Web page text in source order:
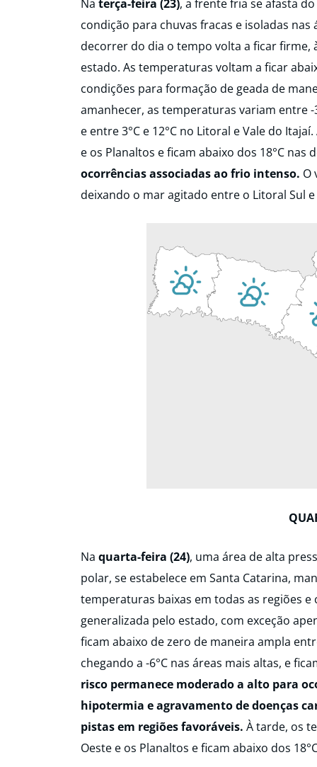
Na terça-feira (23), a frente fria se afasta
condição para chuvas fracas e isoladas
decorrer do dia o tempo volta a ficar firme,
estado. As temperaturas voltam a ficar
condições para formação de geada de
amanhecer, as temperaturas variam entre -
e entre 3°C e 12°C no Litoral e Vale do
e os Planaltos e ficam abaixo dos 18°C nas
ocorrências associadas ao frio intenso. O
deixando o mar agitado entre o Litoral Sul
Na quarta-feira (24), uma área de alta
polar, se estabelece em Santa Catarina,
temperaturas baixas em todas as regiões
generalizada pelo estado, com exceção
ficam abaixo de zero de maneira ampla
chegando a -6°C nas áreas mais altas, e
risco permanece moderado a alto para
hipotermia e agravamento de doenças
pistas em regiões favoráveis. À tarde, os
Oeste e os Planaltos e ficam abaixo dos